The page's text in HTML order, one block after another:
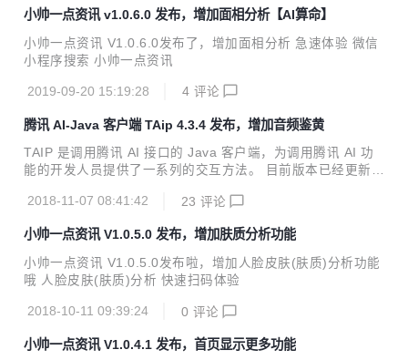
小帅一点资讯 v1.0.6.0 发布，增加面相分析【AI算命】
小帅一点资讯 V1.0.6.0发布了，增加面相分析 急速体验 微信
小程序搜索 小帅一点资讯
2019-09-20 15:19:28 4 评论
腾讯 AI-Java 客户端 TAip 4.3.4 发布，增加音频鉴黄
TAIP 是调用腾讯 AI 接口的 Java 客户端，为调用腾讯 AI 功
能的开发人员提供了一系列的交互方法。 目前版本已经更新至
黄接口 Java JDK 1.7+ Maven引入 <dependency> <gro
> <version>4.3.4</version> </dependency> 全部特性
【face人脸识别】 人脸检测与分析、多人脸检测、人脸对比、
跨年龄人脸识别、五官定位、...
2018-11-07 08:41:42 23 评论
小帅一点资讯 V1.0.5.0 发布，增加肤质分析功能
小帅一点资讯 V1.0.5.0发布啦，增加人脸皮肤(肤质)分析功能
哦 人脸皮肤(肤质)分析 快速扫码体验
2018-10-11 09:39:24 0 评论
小帅一点资讯 V1.0.4.1 发布，首页显示更多功能